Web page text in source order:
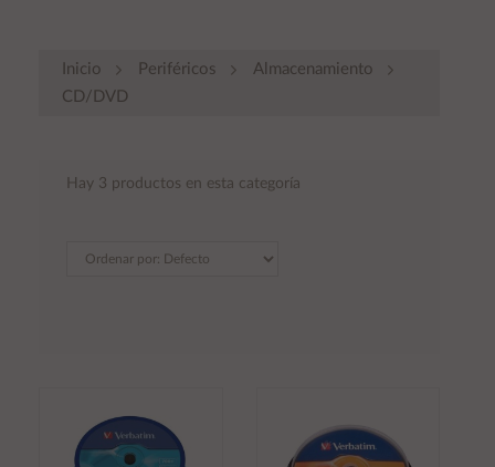
Inicio Periféricos
Almacenamiento
CD/DVD
Hay 3 productos en esta categoría